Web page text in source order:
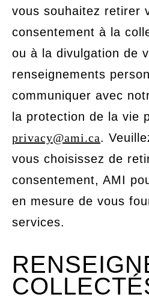
vous souhaitez retirer
consentement à la
ou à la divulgation de
renseignements
communiquer avec
la protection de la vie
privacy@ami.ca.
vous choisissez de
consentement, AMI
en mesure de vous
services.